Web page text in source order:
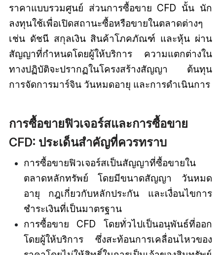
ราคาแบบรวมศูนย์ ส่วนการซื้อขาย CFD นั้น นัก
ลงทุนใช้เพื่อเปิดสถานะซื้อหรือขายในตลาดต่างๆ
เช่น ดัชนี สกุลเงิน สินค้าโภคภัณฑ์ และหุ้น ผ่าน
สัญญาที่กำหนดโดยผู้ให้บริการ ความแตกต่างใน
ทางปฏิบัติจะปรากฏในโครงสร้างสัญญา ต้นทุน
การจัดการมาร์จิน วันหมดอายุ และการดำเนินการ
การซื้อขายฟิวเจอร์สและการซื้อขาย
CFD: ประเด็นสำคัญที่ควรทราบ
การซื้อขายฟิวเจอร์สเป็นสัญญาที่ซื้อขายใน
ตลาดหลักทรัพย์ โดยมีขนาดสัญญา วันหมด
อายุ กฎเกี่ยวกับหลักประกัน และเงื่อนไขการ
ชำระเงินที่เป็นมาตรฐาน
การซื้อขาย CFD โดยทั่วไปเป็นอนุพันธ์ที่ออก
โดยผู้ให้บริการ ซึ่งสะท้อนการเคลื่อนไหวของ